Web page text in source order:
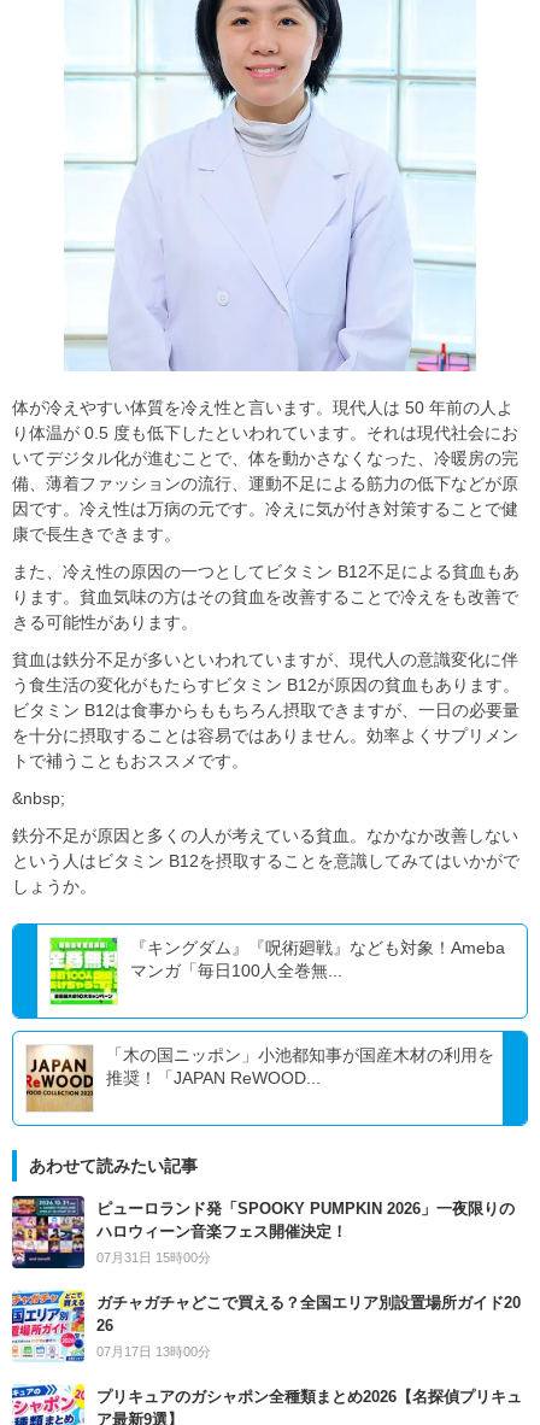
体が冷えやすい体質を冷え性と言います。現代人は 50 年前の人よ
り体温が 0.5 度も低下したといわれています。それは現代社会にお
いてデジタル化が進むことで、体を動かさなくなった、冷暖房の完
備、薄着ファッションの流行、運動不足による筋力の低下などが原
因です。冷え性は万病の元です。冷えに気が付き対策することで健
康で長生きできます。
また、冷え性の原因の一つとしてビタミン B12不足による貧血もあ
ります。貧血気味の方はその貧血を改善することで冷えをも改善で
きる可能性があります。
貧血は鉄分不足が多いといわれていますが、現代人の意識変化に伴
う食生活の変化がもたらすビタミン B12が原因の貧血もあります。
ビタミン B12は食事からももちろん摂取できますが、一日の必要量
を十分に摂取することは容易ではありません。効率よくサプリメン
トで補うこともおススメです。
&nbsp;
鉄分不足が原因と多くの人が考えている貧血。なかなか改善しない
という人はビタミン B12を摂取することを意識してみてはいかがで
しょうか。
『キングダム』『呪術廻戦』なども対象！Ameba
マンガ「毎日100人全巻無...
「木の国ニッポン」小池都知事が国産木材の利用を
推奨！「JAPAN ReWOOD...
あわせて読みたい記事
ピューロランド発「SPOOKY PUMPKIN 2026」一夜限りの
ハロウィーン音楽フェス開催決定！
07月31日 15時00分
ガチャガチャどこで買える？全国エリア別設置場所ガイド20
26
07月17日 13時00分
プリキュアのガシャポン全種類まとめ2026【名探偵プリキュ
ア最新9選】